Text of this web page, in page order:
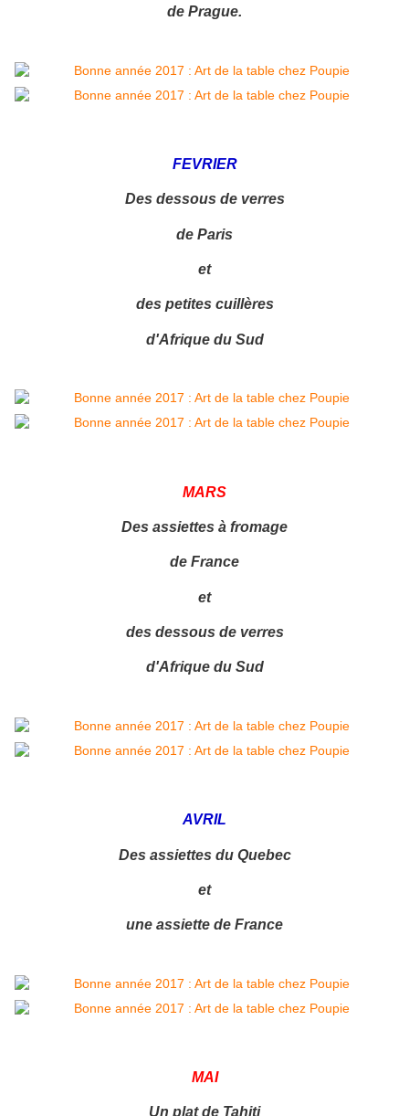
de Prague.
FEVRIER
Des dessous de verres
de Paris
et
des petites cuillères
d'Afrique du Sud
MARS
Des assiettes à fromage
de France
et
des dessous de verres
d'Afrique du Sud
AVRIL
Des assiettes du Quebec
et
une assiette de France
MAI
Un plat de Tahiti